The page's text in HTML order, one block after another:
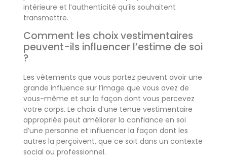
intérieure et l’authenticité qu’ils souhaitent
transmettre.
Comment les choix vestimentaires
peuvent-ils influencer l’estime de soi
?
Les vêtements que vous portez peuvent avoir une
grande influence sur l’image que vous avez de
vous-même et sur la façon dont vous percevez
votre corps. Le choix d’une tenue vestimentaire
appropriée peut améliorer la confiance en soi
d’une personne et influencer la façon dont les
autres la perçoivent, que ce soit dans un contexte
social ou professionnel.